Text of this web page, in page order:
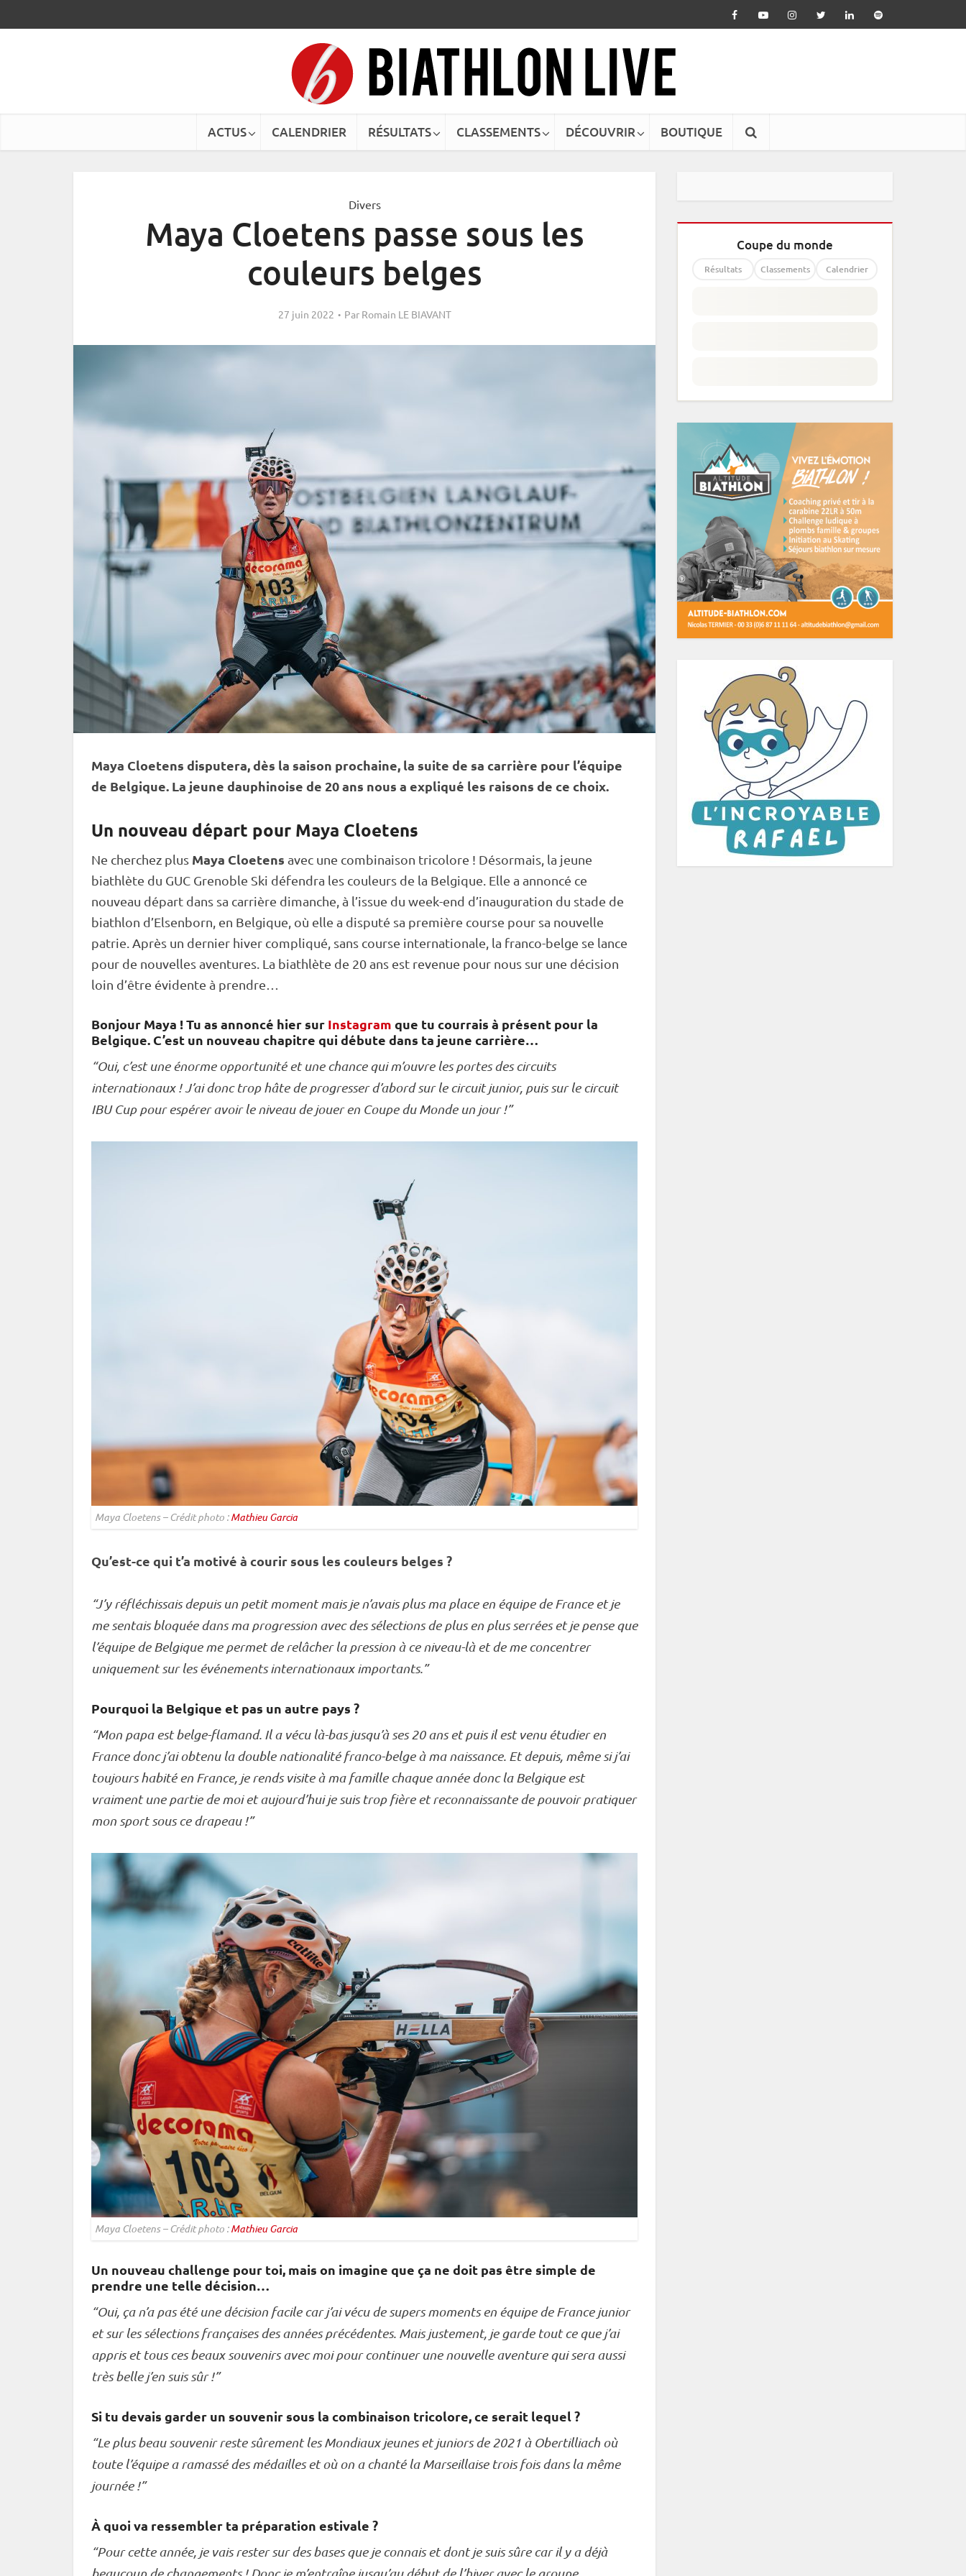
ACTUS CALENDRIER RÉSULTATS CLASSEMENTS DÉCOUVRIR BOUTIQUE
Divers
Maya Cloetens passe sous les
couleurs belges
27 juin 2022 Par Romain LE BIAVANT
Maya Cloetens disputera, dès la saison prochaine, la suite de sa carrière pour l’équipe
de Belgique. La jeune dauphinoise de 20 ans nous a expliqué les raisons de ce choix.
Un nouveau départ pour Maya Cloetens
Ne cherchez plus Maya Cloetens avec une combinaison tricolore ! Désormais, la jeune
biathlète du GUC Grenoble Ski défendra les couleurs de la Belgique. Elle a annoncé ce
nouveau départ dans sa carrière dimanche, à l’issue du week-end d’inauguration du stade de
biathlon d’Elsenborn, en Belgique, où elle a disputé sa première course pour sa nouvelle
patrie. Après un dernier hiver compliqué, sans course internationale, la franco-belge se lance
pour de nouvelles aventures. La biathlète de 20 ans est revenue pour nous sur une décision
loin d’être évidente à prendre…
Bonjour Maya ! Tu as annoncé hier sur Instagram que tu courrais à présent pour la
Belgique. C’est un nouveau chapitre qui débute dans ta jeune carrière…
“Oui, c’est une énorme opportunité et une chance qui m’ouvre les portes des circuits
internationaux ! J’ai donc trop hâte de progresser d’abord sur le circuit junior, puis sur le circuit
IBUCuppour espérer avoir le niveau de jouer en Coupe du Mondeun jour !”
Maya Cloetens – Crédit photo :Mathieu Garcia
Qu’est-ce qui t’a motivé à courir sous les couleurs belges ?
“J’y réfléchissais depuis un petit moment mais je n’avais plus ma place en équipe de France et je
me sentais bloquée dans ma progression avec des sélections de plus en plus serrées et je pense que
l’équipe de Belgique me permet de relâcher la pression à ce niveau-là et de me concentrer
uniquement sur les événements internationaux importants.”
Pourquoi la Belgique et pas un autre pays ?
“Mon papa est belge-flamand. Il a vécu là-bas jusqu’à ses 20 ans et puis il est venu étudier en
France donc j’ai obtenu la double nationalité franco-belge à ma naissance. Et depuis, même si j’ai
toujours habité en France, je rends visite à ma famille chaque année donc la Belgique est
vraiment une partie de moi et aujourd’hui je suis trop fière et reconnaissante de pouvoir pratiquer
mon sport sous ce drapeau !”
Maya Cloetens – Crédit photo :Mathieu Garcia
Un nouveau challenge pour toi, mais on imagine que ça ne doit pas être simple de
prendre une telle décision…
“Oui, ça n’a pas été une décision facile car j’ai vécu de supers moments en équipe de France junior
et sur les sélections françaises des années précédentes. Mais justement, je garde tout ce que j’ai
appris et tous ces beaux souvenirs avec moi pour continuer une nouvelle aventure qui sera aussi
très belle j’en suis sûr !”
Si tu devais garder un souvenir sous la combinaison tricolore, ce serait lequel ?
“Le plus beau souvenir reste sûrement les Mondiaux jeunes et juniors de 2021 à Obertilliach où
toute l’équipe a ramassé des médailles et où on a chanté la Marseillaise trois fois dans la même
journée !”
À quoi va ressembler ta préparation estivale ?
“Pour cette année, je vais rester sur des bases que je connais et dont je suis sûre car il y a déjà
Coupe du monde
Résultats Classements Calendrier